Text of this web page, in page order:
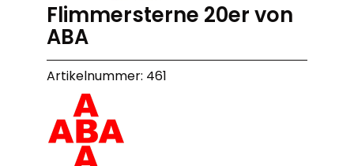
Flimmersterne 20er von
ABA
Artikelnummer: 461